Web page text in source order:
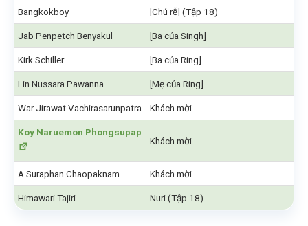
Bangkokboy [Chú rễ] (Tập 18)
Jab Penpetch Benyakul [Ba của Singh]
Kirk Schiller [Ba của Ring]
Lin Nussara Pawanna [Mẹ của Ring]
War Jirawat Vachirasarunpatra Khách mời
Koy Naruemon Phongsupap
Khách mời
A Suraphan Chaopaknam Khách mời
Himawari Tajiri Nuri (Tập 18)